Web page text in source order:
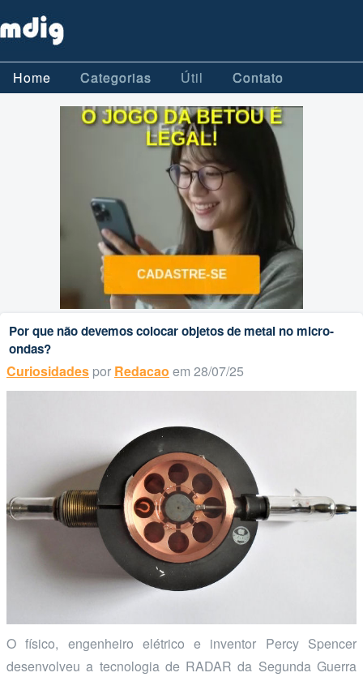
Home Categorias Útil Contato
Por que não devemos colocar objetos de metal no micro-
ondas?
Curiosidades por Redacao em 28/07/25
O físico, engenheiro elétrico e inventor Percy Spencer
desenvolveu a tecnologia de RADAR da Segunda Guerra